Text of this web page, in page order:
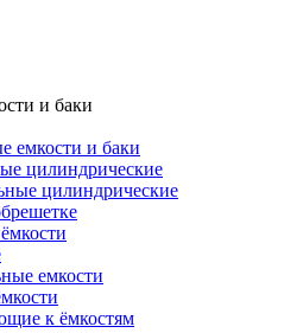
и баки
емкости и баки
цилиндрические
цилиндрические
емкости
к ёмкостям